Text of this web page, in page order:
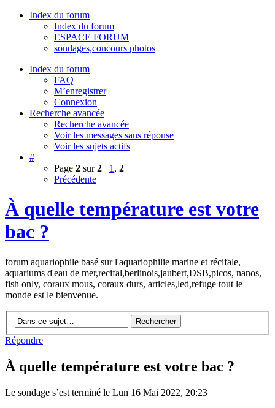
Index du forum
Index du forum
ESPACE FORUM
sondages,concours photos
Index du forum
FAQ
M’enregistrer
Connexion
Recherche avancée
Recherche avancée
Voir les messages sans réponse
Voir les sujets actifs
#
Page 2 sur2 1 , 2
Précédente
À quelle température est votre
bac ?
forum aquariophile basé sur l'aquariophilie marine et récifale,
aquariums d'eau de mer,recifal,berlinois,jaubert,DSB,picos, nanos,
fish only, coraux mous, coraux durs, articles,led,refuge tout le
monde est le bienvenue.
Répondre
À quelle température est votre bac ?
Le sondage s’est terminé le Lun 16 Mai 2022, 20:23